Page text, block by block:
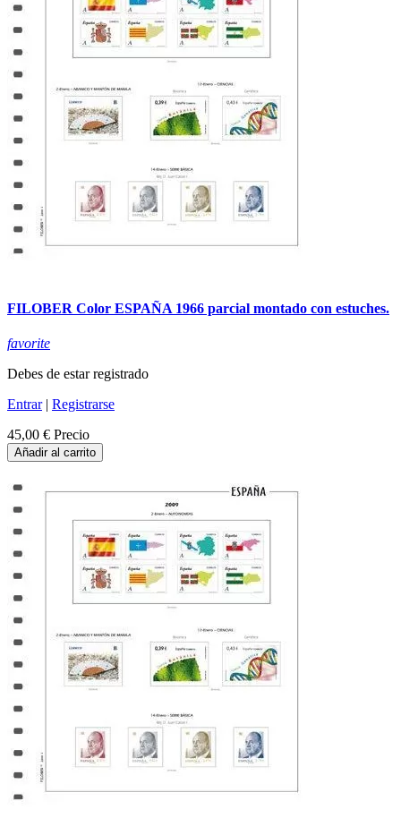
FILOBER Color ESPAÑA 1966 parcial montado con estuches.
favorite
Debes de estar registrado
Entrar| Registrarse
45,00 € Precio
Añadir al carrito